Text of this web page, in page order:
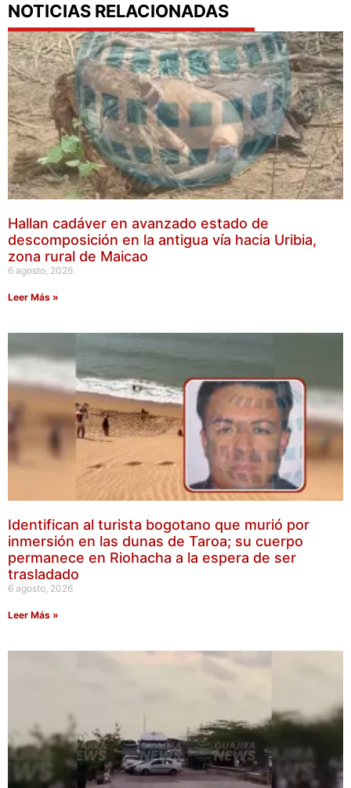
NOTICIAS RELACIONADAS
Hallan cadáver en avanzado estado de
descomposición en la antigua vía hacia Uribia,
zona rural de Maicao
6 agosto, 2026
Leer Más »
Identifican al turista bogotano que murió por
inmersión en las dunas de Taroa; su cuerpo
permanece en Riohacha a la espera de ser
trasladado
6 agosto, 2026
Leer Más »